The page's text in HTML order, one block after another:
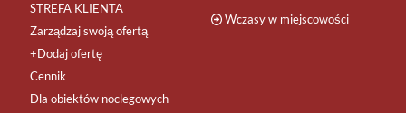
STREFA KLIENTA
Zarządzaj swoją ofertą
+Dodaj ofertę
Cennik
Dla obiektów noclegowych
Wczasy w miejscowości